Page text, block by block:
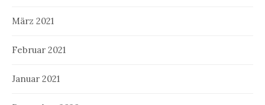
März 2021
Februar 2021
Januar 2021